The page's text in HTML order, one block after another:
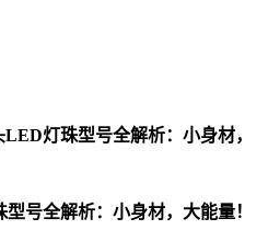
灯珠型号全解析：小身材，
号全解析：小身材，大能量！